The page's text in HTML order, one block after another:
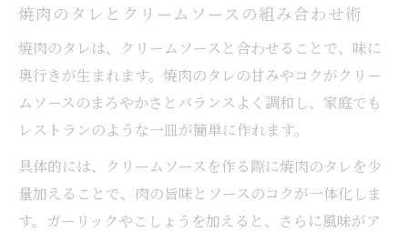
焼肉のタレとクリームソースの組み合わせ術
焼肉のタレは、クリームソースと合わせることで、味に
奥行きが生まれます。焼肉のタレの甘みやコクがクリー
ムソースのまろやかさとバランスよく調和し、家庭でも
レストランのような一皿が簡単に作れます。
具体的には、クリームソースを作る際に焼肉のタレを少
量加えることで、肉の旨味とソースのコクが一体化しま
す。ガーリックやこしょうを加えると、さらに風味がア